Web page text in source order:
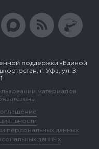
поддержки «Единой
г. Уфа, ул. З.
материалов
персональных данных
данных